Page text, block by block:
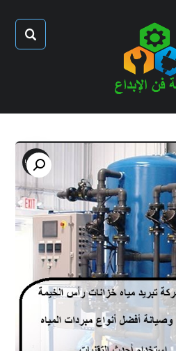
تخفيض!